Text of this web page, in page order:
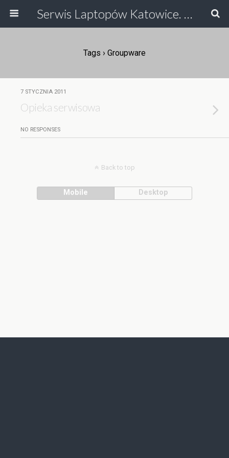
Serwis Laptopów Katowice. Największy na Śląsku Serwis Laptopów i Serwis Drukarek Katowice, Ruda Śląska. Odzyskiwanie Danych, Serwis HP, Serwis Toshiby, Asusa, serwis laptopow.
Tags › Groupware
7 STYCZNIA 2011
Opieka serwisowa
NO RESPONSES
Back to top
Mobile Desktop